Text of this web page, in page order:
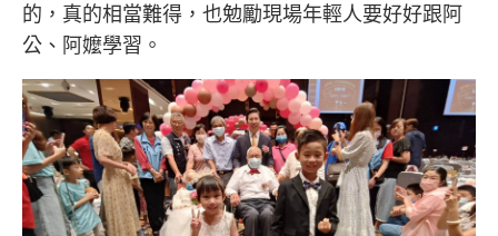
的，真的相當難得，也勉勵現場年輕人要好好跟阿
公、阿嬤學習。